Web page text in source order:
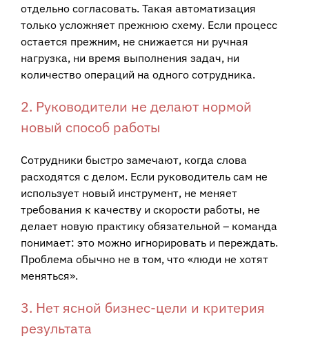
отдельно согласовать. Такая автоматизация
только усложняет прежнюю схему. Если процесс
остается прежним, не снижается ни ручная
нагрузка, ни время выполнения задач, ни
количество операций на одного сотрудника.
2. Руководители не делают нормой
новый способ работы
Сотрудники быстро замечают, когда слова
расходятся с делом. Если руководитель сам не
использует новый инструмент, не меняет
требования к качеству и скорости работы, не
делает новую практику обязательной – команда
понимает: это можно игнорировать и переждать.
Проблема обычно не в том, что «люди не хотят
меняться».
3. Нет ясной бизнес-цели и критерия
результата